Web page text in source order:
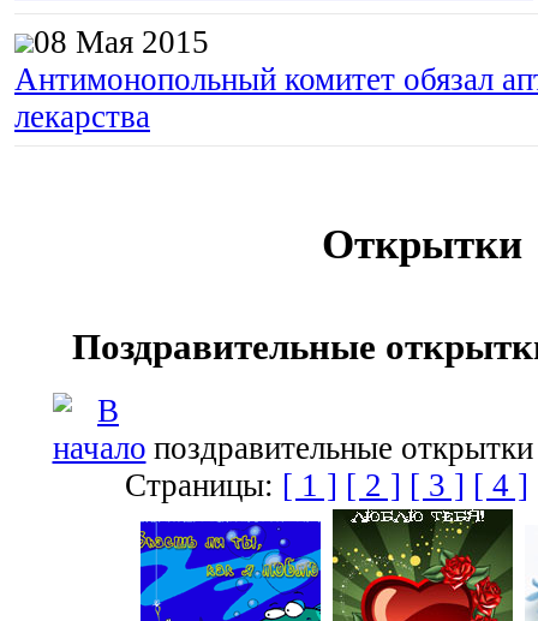
08 Мая 2015
Антимонопольный комитет обязал
лекарства
Открытки
Поздравительные
поздравительные
Страницы: [ 1 ] [ 2 ] [ 3 ] [ 4 ]